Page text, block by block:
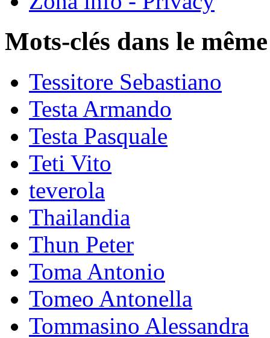
Mots-clés dans le
Tessitore Sebastiano
Testa Armando
Testa Pasquale
Teti Vito
teverola
Thailandia
Thun Peter
Toma Antonio
Tomeo Antonella
Tommasino Alessandra